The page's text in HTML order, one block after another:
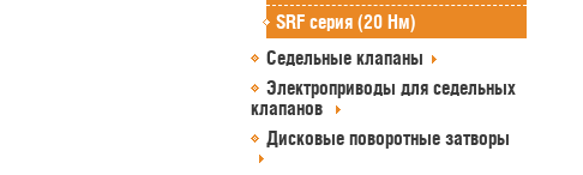
SRF серия (20 Нм)
Седельные клапаны
Электроприводы для седельных
клапанов
Дисковые поворотные затворы